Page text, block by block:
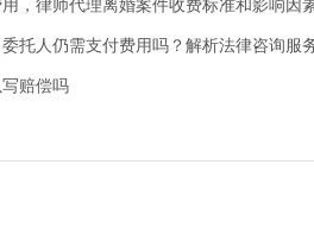
，律师代理离婚案件收费标准和影响因
托人仍需支付费用吗？解析法律咨询服
写赔偿吗